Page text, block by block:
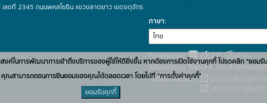
ลขที่ 2345 ถนนพหลโยธิน แขวงลาดยาว เขตจตุจักร
ภาษา
Powered by:
สนับสนุนระบบ Thai-GDC โดย สำนักงานสถิ
เว็บไซต์ที่เกี่ยวข้อง:
ระบบบัญชีข้อมูลภาครั
บริการนามานุกรมบั
สงค์ในการพัฒนาการเข้าถึงบริการของผู้ใช้ให้ดียิ่งขึ้น หากต้องการเปิดใช้งานคุกกี้ โปรดคลิก "ยอม
คุณสามารถถอนการยินยอมของคุณได้ตลอดเวลา โดยไปที่ "การตั้งค่าคุกกี้"
ยอมรับคุกกี้